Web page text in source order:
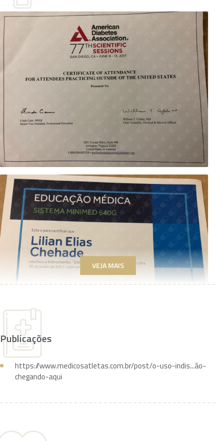
VEJA MAIS
Publicações
https://www.medicosatletas.com.br/post/o-uso-indis...ão-
chegando-aqui